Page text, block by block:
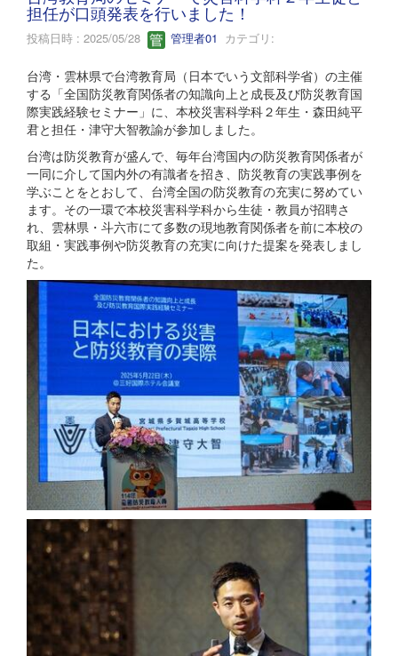
担任が口頭発表を行いました！
投稿日時 : 2025/05/28 管理者01 カテゴリ:
台湾・雲林県で台湾教育局（日本でいう文部科学省）の主催
する「全国防災教育関係者の知識向上と成長及び防災教育国
際実践経験セミナー」に、本校災害科学科２年生・森田純平
君と担任・津守大智教諭が参加しました。
台湾は防災教育が盛んで、毎年台湾国内の防災教育関係者が
一同に介して国内外の有識者を招き、防災教育の実践事例を
学ぶことをとおして、台湾全国の防災教育の充実に努めてい
ます。その一環で本校災害科学科から生徒・教員が招聘さ
れ、雲林県・斗六市にて多数の現地教育関係者を前に本校の
取組・実践事例や防災教育の充実に向けた提案を発表しまし
た。